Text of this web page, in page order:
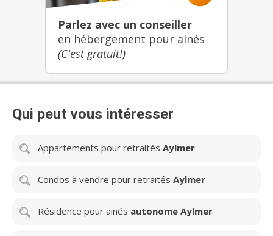
Parlez avec un conseiller
en hébergement pour ainés
(C'est gratuit!)
Qui peut vous intéresser
Appartements pour retraités Aylmer
Condos à vendre pour retraités Aylmer
Résidence pour ainés autonome Aylmer